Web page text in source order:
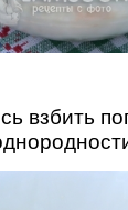
взбить